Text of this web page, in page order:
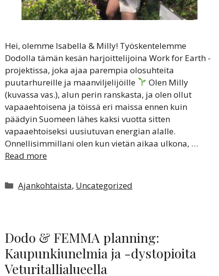
Hei, olemme Isabella & Milly! Työskentelemme
Dodolla tämän kesän harjoittelijoina Work for Earth -
projektissa, joka ajaa parempia olosuhteita
puutarhureille ja maanviljelijöille
Olen Milly
(kuvassa vas.), alun perin ranskasta, ja olen ollut
vapaaehtoisena ja töissä eri maissa ennen kuin
päädyin Suomeen lähes kaksi vuotta sitten
vapaaehtoiseksi uusiutuvan energian alalle.
Onnellisimmillani olen kun vietän aikaa ulkona, …
Read more
Kategoriat
Ajankohtaista, Uncategorized
Dodo & FEMMA planning:
Kaupunkiunelmia ja -dystopioita
Veturitallialueella